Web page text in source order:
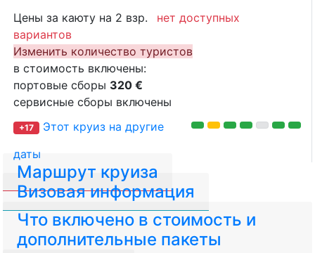
Цены за каюту на 2 взр.
нет доступных
вариантов
Изменить количество туристов
в стоимость включены:
портовые сборы 320 €
сервисные сборы включены
+17
Этот круиз на другие
даты
Маршрут круиза
Визовая информация
Что включено в стоимость и
дополнительные пакеты